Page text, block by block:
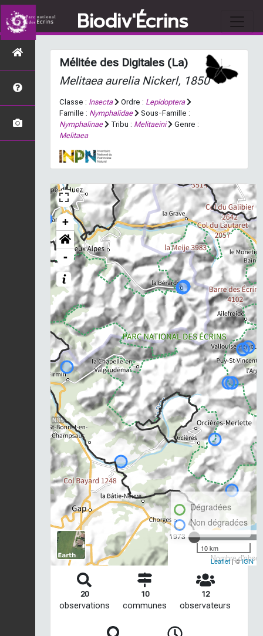
Biodiv'Écrins
Mélitée des Digitales (La)
Melitaea aureliaNickerl, 1850
Classe : Insecta Ordre : Lepidoptera
Famille : Nymphalidae
Sous-Famille :
Nymphalinae
Tribu : Melitaeini
Genre :
Melitaea
+
-
1973
Nombre
Dégradées
Non dégradées
10 km
Leaflet| ©IGN
20
observations
10
communes
12
observateurs